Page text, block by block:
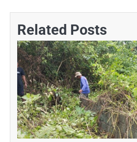
Related Posts